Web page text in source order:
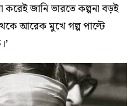
জানি ভারতে কল্পনা বড়ই
আরেক মুখে গল্প পাল্টে